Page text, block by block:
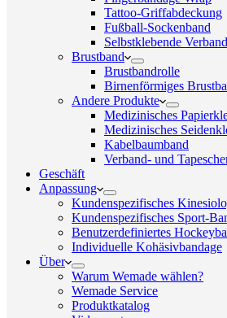
Tattoo-Griffabdeckung
Fußball-Sockenband
Selbstklebende
Brustband
Brustbandrolle
Birnenförmiges
Andere Produkte
Medizinisches
Medizinisches
Kabelbaumband
Verband- und
Geschäft
Anpassung
Kundenspezifisches
Kundenspezifisches Sport-
Benutzerdefiniertes
Individuelle Kohäsivbandage
Über
Warum Wemade wählen?
Wemade Service
Produktkatalog